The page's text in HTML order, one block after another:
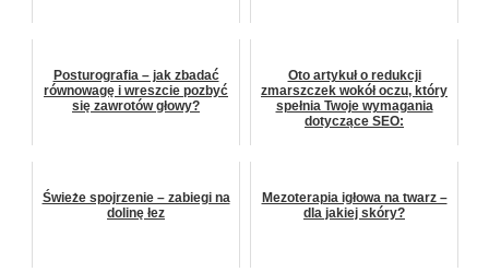
Posturografia – jak zbadać
równowagę i wreszcie pozbyć
się zawrotów głowy?
Oto artykuł o redukcji
zmarszczek wokół oczu, który
spełnia Twoje wymagania
dotyczące SEO:
Świeże spojrzenie – zabiegi na
dolinę łez
Mezoterapia igłowa na twarz –
dla jakiej skóry?